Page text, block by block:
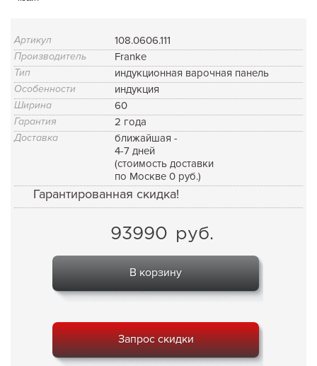
Артикул 108.0606.111
Производитель Franke
Тип индукционная варочная панель
Особенности индукция
Ширина 60
Гарантия 2 года
Доставка
ближайшая -
4-7 дней
(стоимость доставки
по Москве 0 руб.)
Гарантированная скидка!
93990 руб.
В корзину
Запрос скидки